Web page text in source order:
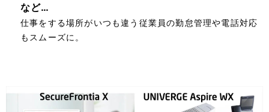
y
V
など…
仕事をする場所がいつも違う従業員の勤怠管理や電話対応
もスムーズに。